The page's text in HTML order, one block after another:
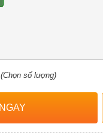
(Chọn số lượng)